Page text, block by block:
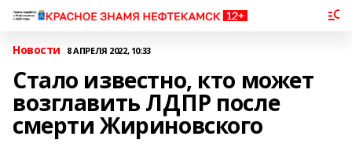
Новости 8 АПРЕЛЯ 2022, 10:33
Стало известно, кто может
возглавить ЛДПР после
смерти Жириновского